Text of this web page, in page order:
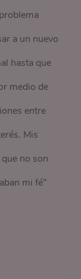
a un nuevo
hasta que
medio de
entre
Mis
no son
mi fé”